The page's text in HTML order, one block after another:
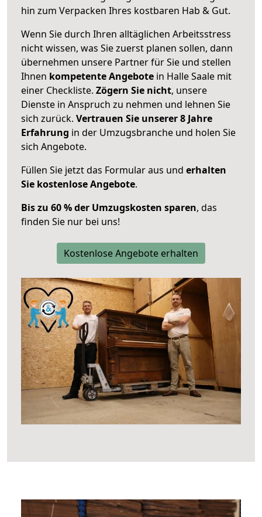
hin zum Verpacken Ihres kostbaren Hab & Gut.
Wenn Sie durch Ihren alltäglichen Arbeitsstress
nicht wissen, was Sie zuerst planen sollen, dann
übernehmen unsere Partner für Sie und stellen
Ihnen kompetente Angebote in Halle Saale mit
einer Checkliste. Zögern Sie nicht, unsere
Dienste in Anspruch zu nehmen und lehnen Sie
sich zurück. Vertrauen Sie unserer 8 Jahre
Erfahrung in der Umzugsbranche und holen Sie
sich Angebote.
Füllen Sie jetzt das Formular aus und erhalten
Sie kostenlose Angebote.
Bis zu 60 % der Umzugskosten sparen, das
finden Sie nur bei uns!
Kostenlose Angebote erhalten